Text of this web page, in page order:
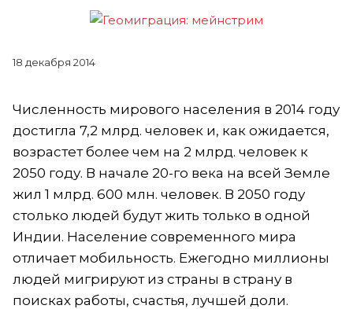
18 декабря 2014
Численность мирового населения в 2014 году
достигла 7,2 млрд. человек и, как ожидается,
возрастет более чем на 2 млрд. человек к
2050 году. В начале 20-го века на всей Земле
жил 1 млрд. 600 млн. человек. В 2050 году
столько людей будут жить только в одной
Индии. Население современного мира
отличает мобильность. Ежегодно миллионы
людей мигрируют из страны в страну в
поисках работы, счастья, лучшей доли.